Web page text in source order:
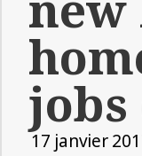
jobs
17 janvier